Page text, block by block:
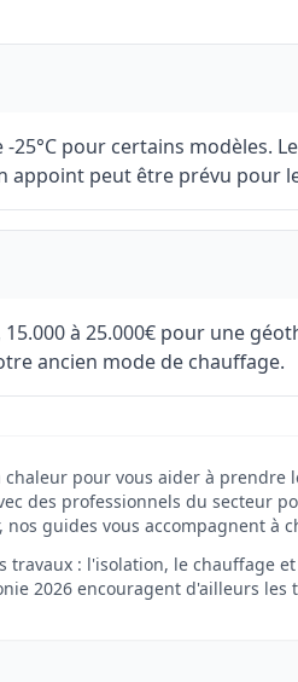
25°C pour certains
appoint peut être prévu pour
à 25.000€ pour une
ancien mode de chauffage.
pour vous aider à
des professionnels du secteur
guides vous accompagnent à
: l'isolation, le chauffage
2026 encouragent d'ailleurs les